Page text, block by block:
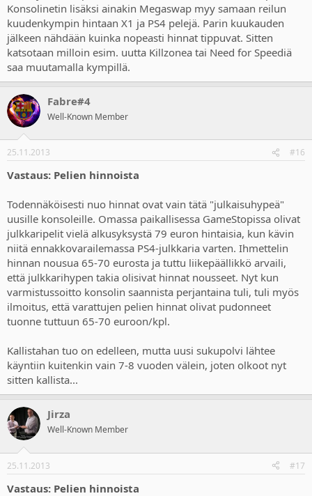
Konsolinetin lisäksi ainakin Megaswap myy samaan reilun
kuudenkympin hintaan X1 ja PS4 pelejä. Parin kuukauden
jälkeen nähdään kuinka nopeasti hinnat tippuvat. Sitten
katsotaan milloin esim. uutta Killzonea tai Need for Speediä
saa muutamalla kympillä.
Fabre#4
Well-Known Member
25.11.2013 #16
Vastaus: Pelien hinnoista
Todennäköisesti nuo hinnat ovat vain tätä "julkaisuhypeä"
uusille konsoleille. Omassa paikallisessa GameStopissa olivat
julkkaripelit vielä alkusyksystä 79 euron hintaisia, kun kävin
niitä ennakkovarailemassa PS4-julkkaria varten. Ihmettelin
hinnan nousua 65-70 eurosta ja tuttu liikepäällikkö arvaili,
että julkkarihypen takia olisivat hinnat nousseet. Nyt kun
varmistussoitto konsolin saannista perjantaina tuli, tuli myös
ilmoitus, että varattujen pelien hinnat olivat pudonneet
tuonne tuttuun 65-70 euroon/kpl.
Kallistahan tuo on edelleen, mutta uusi sukupolvi lähtee
käyntiin kuitenkin vain 7-8 vuoden välein, joten olkoot nyt
sitten kallista...
Jirza
Well-Known Member
25.11.2013 #17
Vastaus: Pelien hinnoista